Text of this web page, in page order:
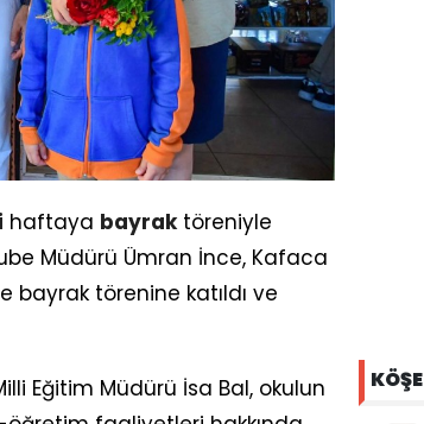
haftaya bayraktöreniyle
Müdürü Ümran İnce, Kafaca
bayrak törenine katıldı ve
Eğitim Müdürü İsa Bal, okulun
KÖŞE